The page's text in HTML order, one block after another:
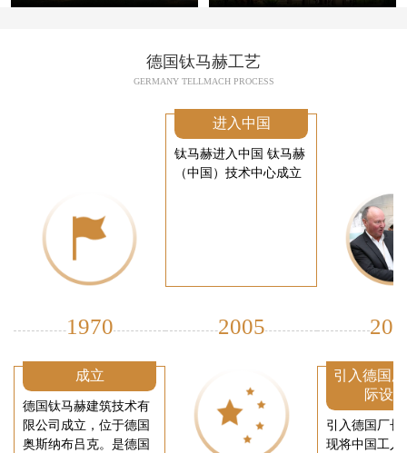
德国钛马赫工艺
GERMANY TELLMACH PROCESS
成立
德国钛马赫建筑技术有
限公司成立，位于德国
奥斯纳布吕克。是德国
1970
进入中国
钛马赫进入中国 钛马赫
（中国）技术中心成立
2005
引入德国
际设
引入德国厂长
现将中国工人